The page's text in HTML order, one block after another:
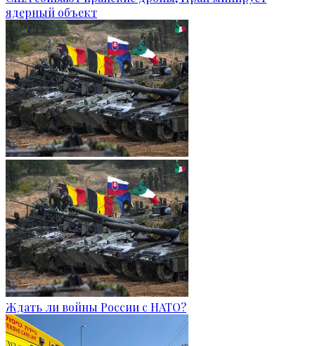
ядерный объект
Ждать ли войны России с НАТО?